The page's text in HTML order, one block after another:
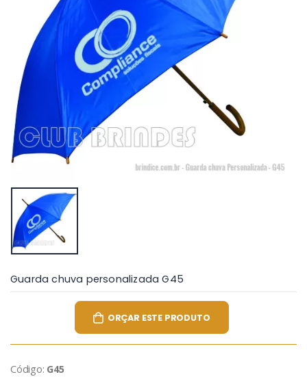
Guarda chuva personalizada G45
ORÇAR ESTE PRODUTO
Código: G45